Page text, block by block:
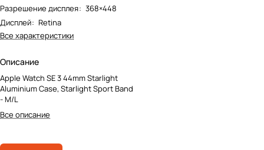
Разрешение дисплея: 368×448
Дисплей: Retina
Все характеристики
Описание
Apple Watch SE 3 44mm Starlight
Aluminium Case, Starlight Sport Band
- M/L
Все описание